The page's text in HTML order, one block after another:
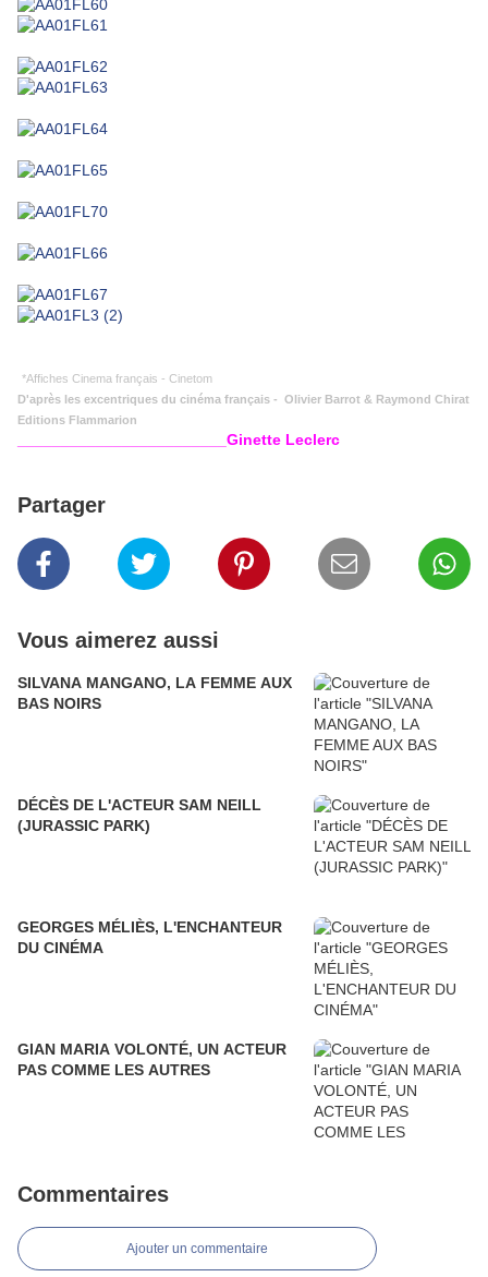
*Affiches Cinema français - Cinetom
D'après les excentriques du cinéma français - Olivier Barrot & Raymond Chirat
Editions Flammarion
________________________Ginette Leclerc
Partager
Vous aimerez aussi
SILVANA MANGANO, LA FEMME AUX
BAS NOIRS
DÉCÈS DE L'ACTEUR SAM NEILL
(JURASSIC PARK)
GEORGES MÉLIÈS, L'ENCHANTEUR
DU CINÉMA
GIAN MARIA VOLONTÉ, UN ACTEUR
PAS COMME LES AUTRES
Commentaires
Ajouter un commentaire